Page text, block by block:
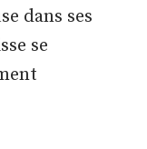
dans ses
se